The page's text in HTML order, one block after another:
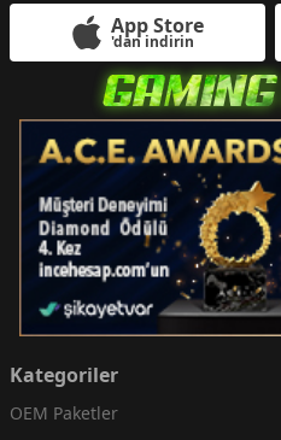
App Store
'dan indirin
Kategoriler
OEM Paketler